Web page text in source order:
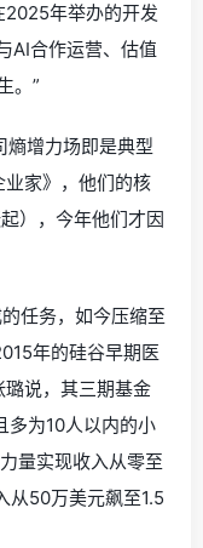
年举办的开发
AI合作运营、估值
。”
熵增力场即是典型
家》，他们的核
），今年他们才因
任务，如今压缩至
年的硅谷早期医
说，其三期基金
多为10人以内的小
量实现收入从零至
从50万美元飙至1.5